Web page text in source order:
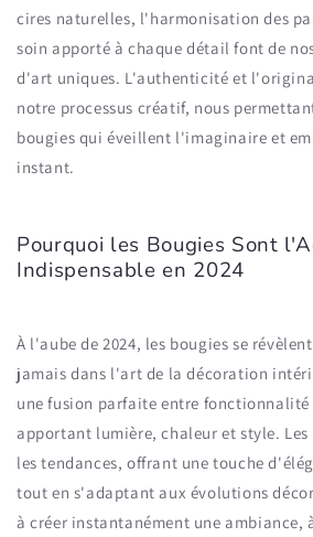
cires naturelles, l'harmonisation des
soin apporté à chaque détail font de
d'art uniques. L'authenticité et
notre processus créatif, nous
bougies qui éveillent l'imaginaire et
instant.
Pourquoi les Bougies Sont
Indispensable en 2024
À l'aube de 2024, les bougies se
jamais dans l'art de la décoration
une fusion parfaite entre fonctionnalité
apportant lumière, chaleur et style.
les tendances, offrant une touche
tout en s'adaptant aux évolutions
à créer instantanément une ambiance,